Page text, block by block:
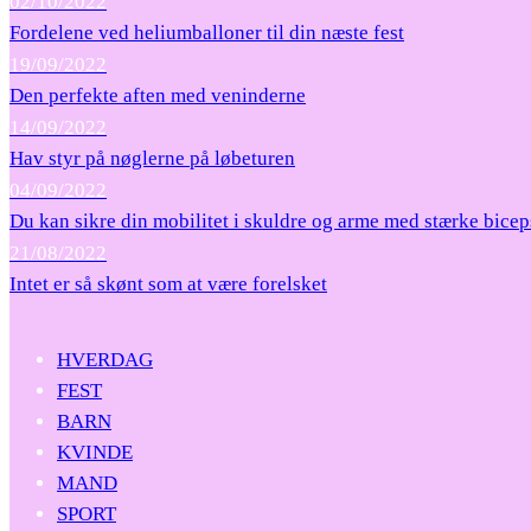
Fordelene ved heliumballoner til din næste fest
19/09/2022
Den perfekte aften med veninderne
14/09/2022
Hav styr på nøglerne på løbeturen
04/09/2022
Du kan sikre din mobilitet i skuldre og arme med stærke
21/08/2022
Intet er så skønt som at være forelsket
HVERDAG
FEST
BARN
KVINDE
MAND
SPORT